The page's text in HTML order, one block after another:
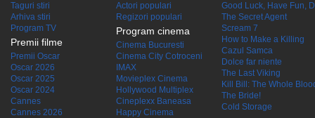
Taguri stiri
Arhiva stiri
Program TV
Premii filme
Premii Oscar
Oscar 2026
Oscar 2025
Oscar 2024
Cannes
Cannes 2026
Actori populari
Regizori populari
Program cinema
Cinema Bucuresti
Cinema City Cotroceni
IMAX
Movieplex Cinema
Hollywood Multiplex
Cineplexx Baneasa
Happy Cinema
Good Luck, Have Fun,
The Secret Agent
Scream 7
How to Make a Killing
Cazul Samca
Dolce far niente
The Last Viking
Kill Bill: The Whole
The Bride!
Cold Storage